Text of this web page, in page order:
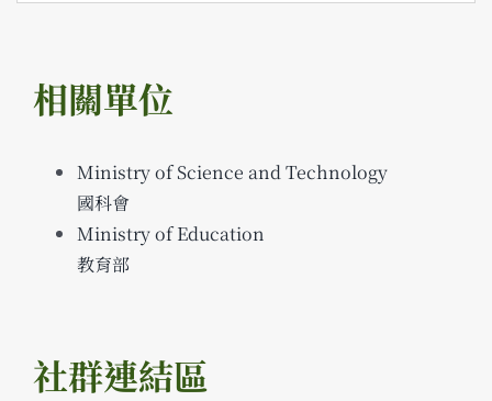
相關單位
Ministry of Science and Technology
國科會
Ministry of Education
教育部
社群連結區